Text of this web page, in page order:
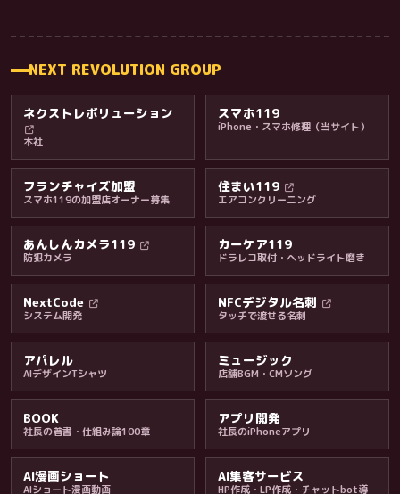
料金・保証・ご案内
NEXT REVOLUTION GROUP
ネクストレボリューション
本社
スマホ119
iPhone・スマホ修理（当サイト）
フランチャイズ加盟
スマホ119の加盟店オーナー募集
住まい119
エアコンクリーニング
あんしんカメラ119
防犯カメラ
カーケア119
ドラレコ取付・ヘッドライト磨き
NextCode
システム開発
NFCデジタル名刺
タッチで渡せる名刺
アパレル
AIデザインTシャツ
ミュージック
店舗BGM・CMソング
BOOK
社長の著書・仕組み論100章
アプリ開発
社長のiPhoneアプリ
AI漫画ショート
AIショート漫画動画
AI集客サービス
HP作成・LP作成・チャットbot導